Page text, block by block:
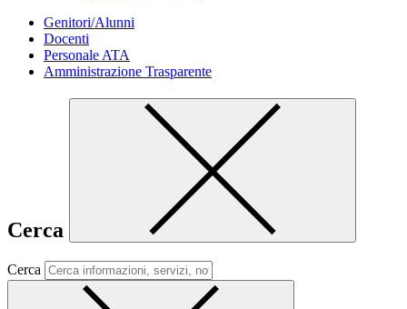
Genitori/Alunni
Docenti
Personale ATA
Amministrazione Trasparente
Cerca
Cerca